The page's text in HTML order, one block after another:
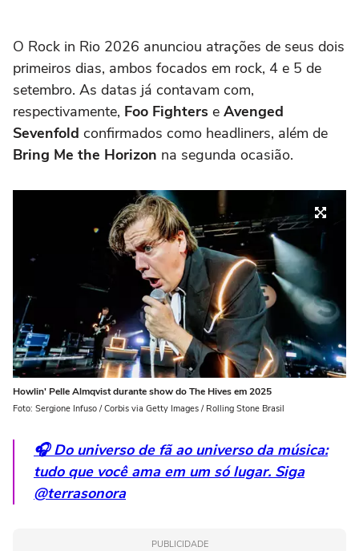
O Rock in Rio 2026 anunciou atrações de seus dois
primeiros dias, ambos focados em rock, 4 e 5 de
setembro. As datas já contavam com,
respectivamente, Foo Fighters e Avenged
Sevenfold confirmados como headliners, além de
Bring Me the Horizon na segunda ocasião.
Howlin' Pelle Almqvist durante show do The Hives em 2025
Foto: Sergione Infuso / Corbis via Getty Images / Rolling Stone Brasil
🎧 Do universo de fã ao universo da música:
tudo que você ama em um só lugar. Siga
@terrasonora
PUBLICIDADE